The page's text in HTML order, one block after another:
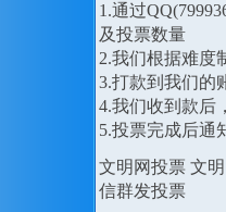
1.通过
及投票数量
2.我们根据难度
3.打款到我们的
4.我们收到款后
5.投票完成后通
文明网投票 文
信群发投票